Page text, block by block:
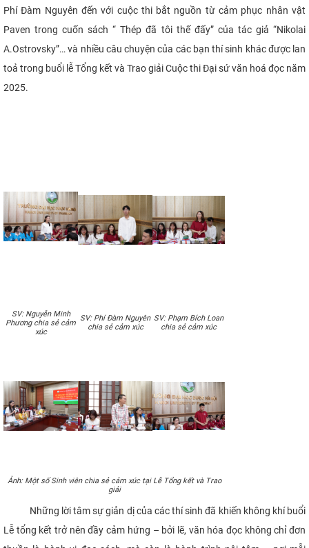
Phí Đàm Nguyên đến với cuộc thi bắt nguồn từ cảm phục nhân vật
Paven trong cuốn sách “ Thép đã tôi thế đấy” của tác giả “Nikolai
A.Ostrovsky”… và nhiều câu chuyện của các bạn thí sinh khác được lan
toả trong buổi lễ Tổng kết và Trao giải Cuộc thi Đại sứ văn hoá đọc năm
2025.
SV: Nguyễn Minh
Phương chia sẻ cảm
xúc
SV: Phí Đàm Nguyên
chia sẻ cảm xúc
SV: Phạm Bích Loan
chia sẻ cảm xúc
Ảnh: Một số Sinh viên chia sẻ cảm xúc tại Lễ Tổng kết và Trao
giải
Những lời tâm sự giản dị của các thí sinh đã khiến không khí buổi
Lễ tổng kết trở nên đầy cảm hứng – bởi lẽ, văn hóa đọc không chỉ đơn